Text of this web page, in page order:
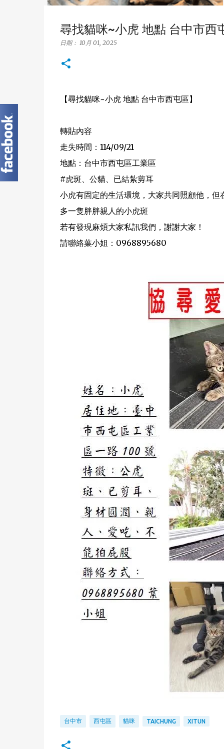
浪浪天使 溫飽購糧計劃
尋找貓咪~小虎 地點 台中市
日期： 10月 01, 2025
【尋找貓咪~小虎 地點 台中市西屯區】
轉貼內容
走失時間：114/09/21
地點：台中市西屯區工業區
#虎斑、公貓、已結紮剪耳
小虎有固定的生活環境，大家共同照顧他，
多一隻胖胖親人的小虎斑
若有發現麻煩大家私訊我們，謝謝大家！
請聯絡葉小姐：0968895680
台中市 西屯區 貓咪 TAICHUNG XITUN